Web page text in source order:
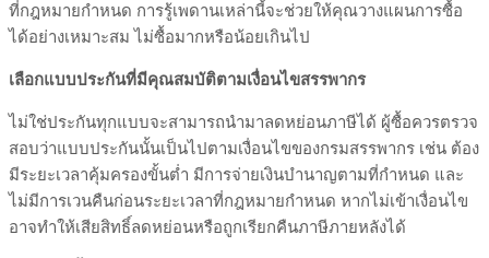
ที่กฎหมายกำหนด การรู้เพดานเหล่านี้จะช่วยให้คุณวางแผนการซื้อ
ได้อย่างเหมาะสม ไม่ซื้อมากหรือน้อยเกินไป
เลือกแบบประกันที่มีคุณสมบัติตามเงื่อนไขสรรพากร
ไม่ใช่ประกันทุกแบบจะสามารถนำมาลดหย่อนภาษีได้ ผู้ซื้อควรตรวจ
สอบว่าแบบประกันนั้นเป็นไปตามเงื่อนไขของกรมสรรพากร เช่น ต้อง
มีระยะเวลาคุ้มครองขั้นต่ำ มีการจ่ายเงินบำนาญตามที่กำหนด และ
ไม่มีการเวนคืนก่อนระยะเวลาที่กฎหมายกำหนด หากไม่เข้าเงื่อนไข
อาจทำให้เสียสิทธิ์ลดหย่อนหรือถูกเรียกคืนภาษีภายหลังได้